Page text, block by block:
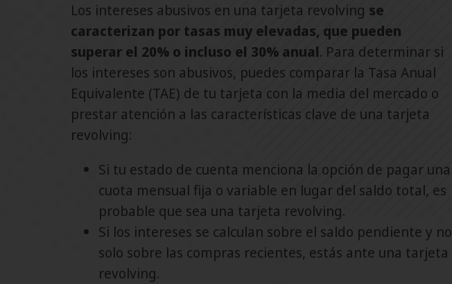
Los intereses abusivos en una tarjeta revolving se
caracterizan por tasas muy elevadas, que pueden
superar el 20% o incluso el 30% anual. Para determinar si
los intereses son abusivos, puedes comparar la Tasa Anual
Equivalente (TAE) de tu tarjeta con la media del mercado o
prestar atención a las características clave de una tarjeta
revolving:
Si tu estado de cuenta menciona la opción de pagar una
cuota mensual fija o variable en lugar del saldo total, es
probable que sea una tarjeta revolving.
Si los intereses se calculan sobre el saldo pendiente y no
solo sobre las compras recientes, estás ante una tarjeta
revolving.